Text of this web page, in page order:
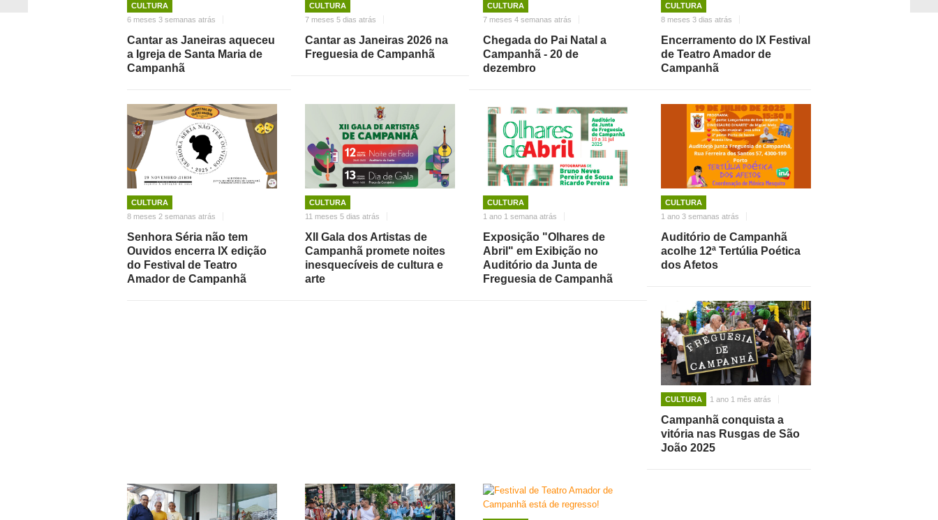
CULTURA
6 meses 3 semanas atrás
Cantar as Janeiras aqueceu
a Igreja de Santa Maria de
Campanhã
CULTURA
7 meses 5 dias atrás
Cantar as Janeiras 2026 na
Freguesia de Campanhã
CULTURA
7 meses 4 semanas atrás
Chegada do Pai Natal a
Campanhã - 20 de
dezembro
CULTURA
8 meses 3 dias atrás
Encerramento do IX Festival
de Teatro Amador de
Campanhã
CULTURA
8 meses 2 semanas atrás
Senhora Séria não tem
Ouvidos encerra IX edição
do Festival de Teatro
Amador de Campanhã
CULTURA
11 meses 5 dias atrás
XII Gala dos Artistas de
Campanhã promete noites
inesquecíveis de cultura e
arte
CULTURA
1 ano 1 semana atrás
Exposição "Olhares de
Abril" em Exibição no
Auditório da Junta de
Freguesia de Campanhã
CULTURA
1 ano 3 semanas atrás
Auditório de Campanhã
acolhe 12ª Tertúlia Poética
dos Afetos
CULTURA 1 ano 1 mês atrás
Campanhã conquista a
vitória nas Rusgas de São
João 2025